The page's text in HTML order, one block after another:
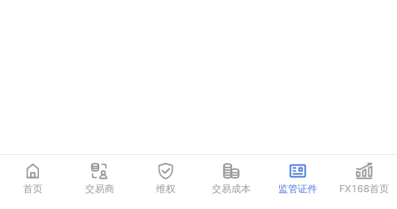
首页 交易商 维权 交易成本 监管证件 FX168首页